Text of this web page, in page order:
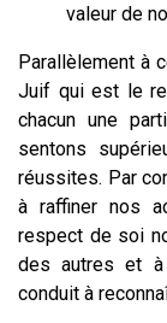
valeur de
Parallèlement à
Juif qui est le
chacun une
sentons
réussites. Par
à raffiner nos
respect de soi
des autres et à
conduit à